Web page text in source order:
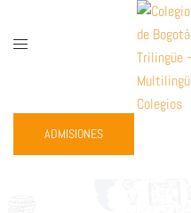
ADMISIONES